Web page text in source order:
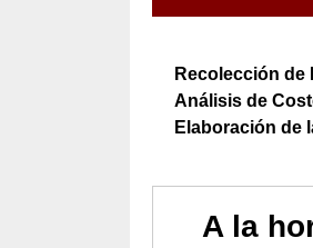
Recolección de
Análisis de
Elaboración de
A la